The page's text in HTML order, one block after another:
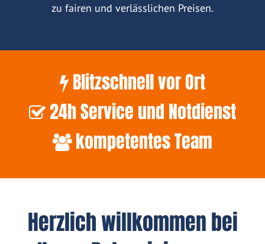
zu fairen und verlässlichen Preisen.
Blitzschnell vor Ort
24h Service und Notdienst
kompetentes Team
Herzlich willkommen bei